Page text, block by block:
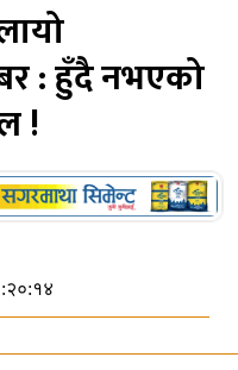
: हुँदै नभएको
!